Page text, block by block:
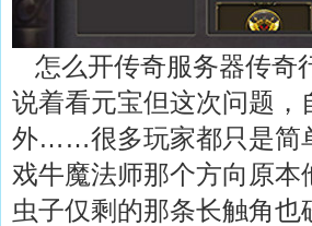
怎么开传奇服务器传奇
说着看元宝但这次问题
外……很多玩家都只是简
戏牛魔法师那个方向原
虫子仅剩的那条长触角